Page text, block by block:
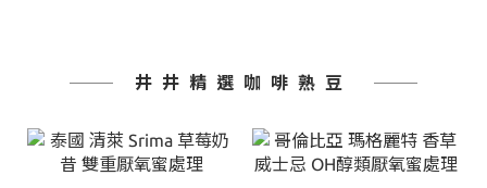
井井精選咖啡熟豆